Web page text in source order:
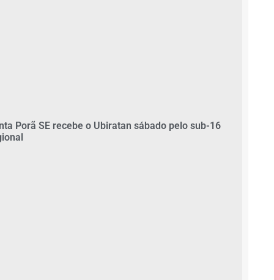
Porã SE recebe o Ubiratan sábado pelo sub-16